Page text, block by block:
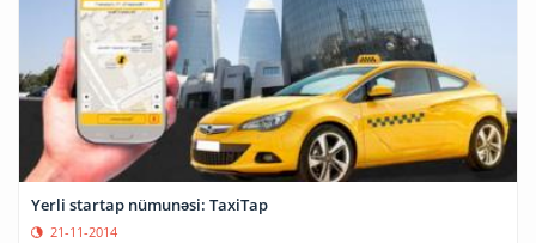
Yerli startap nümunəsi: TaxiTap
21-11-2014